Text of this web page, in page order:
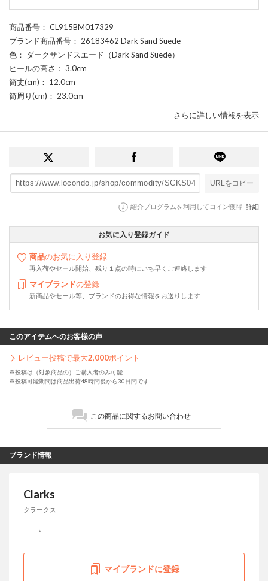
商品番号 ： CL915BM017329
ブランド商品番号 ： 26183462 Dark Sand Suede
色 ： ダークサンドスエード（Dark Sand Suede）
ヒールの高さ ： 3.0cm
筒丈(cm) ： 12.0cm
筒周り(cm) ： 23.0cm
さらに詳しい情報を表示
URLをコピー
紹介プログラムを利用してコイン獲得 詳細
お気に入り登録ガイド
商品のお気に入り登録
再入荷やセール開始、残り１点の時にいち早くご連絡します
マイブランドの登録
新商品やセール等、ブランドのお得な情報をお送りします
このアイテムへのお客様の声
レビュー投稿で最大2,000ポイント
※投稿は（対象商品の）ご購入者のみ可能
※投稿可能期間は商品出荷48時間後から30日間です
この商品に関するお問い合わせ
ブランド情報
Clarks
クラークス
マイブランドに登録